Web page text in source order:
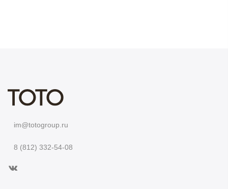
im@totogroup.ru
8 (812) 332-54-08